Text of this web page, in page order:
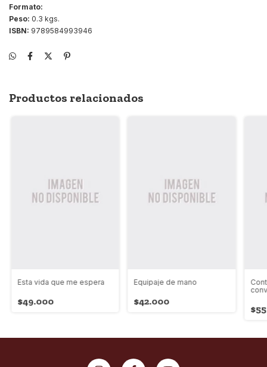
Formato:
Peso: 0.3 kgs.
ISBN: 9789584993946
Productos relacionados
Esta vida que me espera
$49.000
Equipaje de mano
$42.000